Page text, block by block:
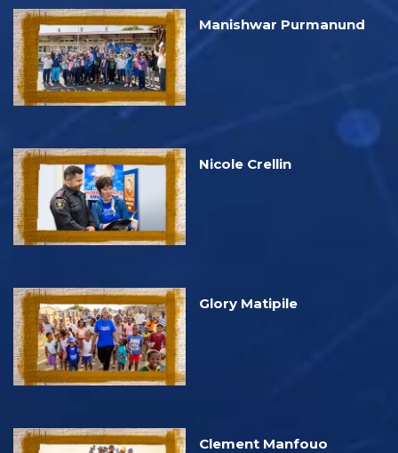
Manishwar Purmanund
Nicole Crellin
Glory Matipile
Clement Manfouo